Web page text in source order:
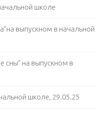
школе
выпускном в начальной
сны” на выпускном в
школе, 29.05.25